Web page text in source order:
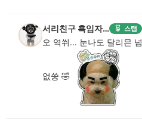
서리친구 흑임자 🤗😎🫡 스탭
오 역쒸... 눈나도 달리믄
없쑹 🤣